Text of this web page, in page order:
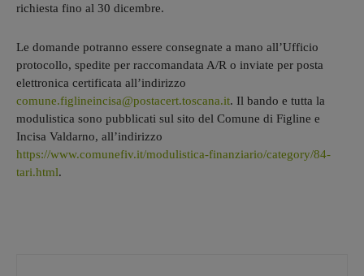
richiesta fino al 30 dicembre.
Le domande potranno essere consegnate a mano all’Ufficio
protocollo, spedite per raccomandata A/R o inviate per posta
elettronica certificata all’indirizzo
comune.figlineincisa@postacert.toscana.it. Il bando e tutta la
modulistica sono pubblicati sul sito del Comune di Figline e
Incisa Valdarno, all’indirizzo
https://www.comunefiv.it/modulistica-finanziario/category/84-
tari.html.